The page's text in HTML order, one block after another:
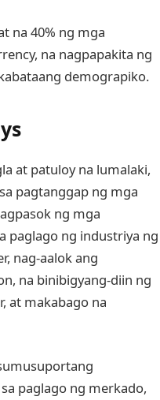
na 40% ng mga
na nagpapakita ng
demograpiko.
at patuloy na lumalaki,
pagtanggap ng mga
ng mga
paglago ng industriya ng
nag-aalok ang
na binibigyang-diin ng
at makabago na
paglago ng merkado,